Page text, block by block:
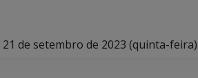
21 de setembro de 2023 (quinta-feira)